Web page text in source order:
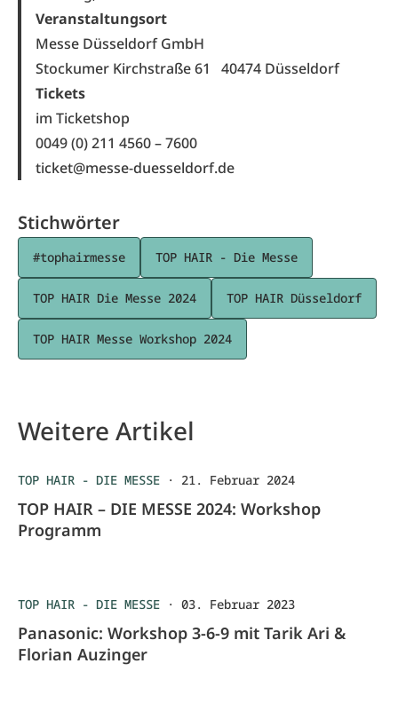
Veranstaltungsort
Messe Düsseldorf GmbH
Stockumer Kirchstraße 61 40474 Düsseldorf
Tickets
im Ticketshop
0049 (0) 211 4560 – 7600
ticket@messe-duesseldorf.de
Stichwörter
#tophairmesse TOP HAIR - Die Messe
TOP HAIR Die Messe 2024 TOP HAIR Düsseldorf
TOP HAIR Messe Workshop 2024
Weitere Artikel
TOP HAIR - DIE MESSE · 21. Februar 2024
TOP HAIR – DIE MESSE 2024: Workshop
Programm
TOP HAIR - DIE MESSE · 03. Februar 2023
Panasonic: Workshop 3-6-9 mit Tarik Ari &
Florian Auzinger